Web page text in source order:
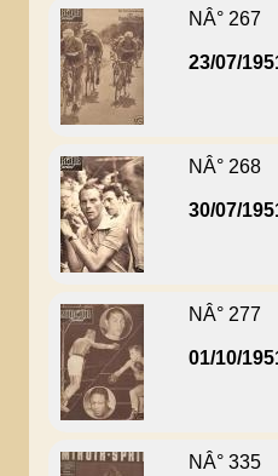
NÂ° 267
23/07/
NÂ° 268
30/07/
NÂ° 277
01/10/
NÂ° 335